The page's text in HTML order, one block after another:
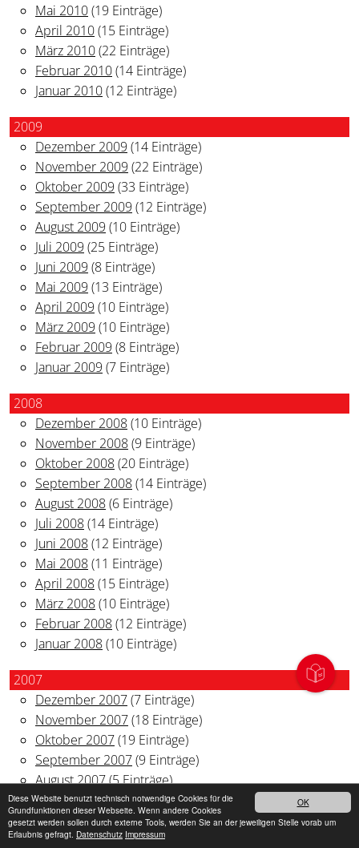
OK
Diese Website benutzt technisch notwendige Cookies für die
Grundfunktionen dieser Webseite. Wenn andere Cookies
gesetzt werden sollen durch externe Tools, werden Sie an der jeweiligen Stelle vorab um
Erlaubnis gefragt. Datenschutz Impressum
Mai 2010(19 Einträge)
April 2010(15 Einträge)
März 2010(22 Einträge)
Februar 2010(14 Einträge)
Januar 2010(12 Einträge)
2009
Dezember 2009 (14 Einträge)
November 2009 (22 Einträge)
Oktober 2009 (33 Einträge)
September 2009 (12 Einträge)
August 2009 (10 Einträge)
Juli 2009 (25 Einträge)
Juni 2009 (8 Einträge)
Mai 2009 (13 Einträge)
April 2009 (10 Einträge)
März 2009 (10 Einträge)
Februar 2009 (8 Einträge)
Januar 2009 (7 Einträge)
2008
Dezember 2008(10 Einträge)
November 2008(9 Einträge)
Oktober 2008(20 Einträge)
September 2008(14 Einträge)
August 2008(6 Einträge)
Juli 2008(14 Einträge)
Juni 2008(12 Einträge)
Mai 2008(11 Einträge)
April 2008(15 Einträge)
März 2008(10 Einträge)
Februar 2008(12 Einträge)
Januar 2008(10 Einträge)
2007
Dezember 2007(7 Einträge)
November 2007(18 Einträge)
Oktober 2007(19 Einträge)
September 2007(9 Einträge)
August 2007(5 Einträge)
Juli 2007(18 Einträge)
Juni 2007(9 Einträge)
Mai 2007(16 Einträge)